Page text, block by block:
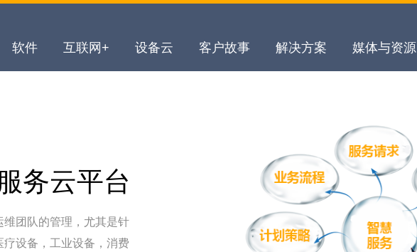
软件 互联网+ 设备云 客户故事 解决方案 媒体与资源
务云平台
团队的管理，尤其是针
设备，工业设备，消费